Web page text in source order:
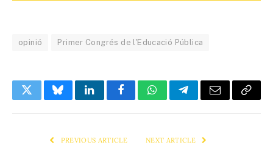
opinió Primer Congrés de l'Educació Pública
TwitterBlueskyLinkedInFacebookWhatsAppTelegramEmail Copy
PREVIOUS ARTICLE NEXT ARTICLE